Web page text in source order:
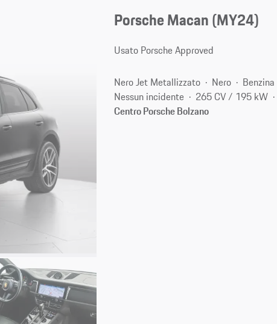
Porsche Macan (MY24)
Usato Porsche Approved
Nero Jet Metallizzato Nero Benzina
Nessun incidente
265 CV / 195 kW
Centro Porsche Bolzano